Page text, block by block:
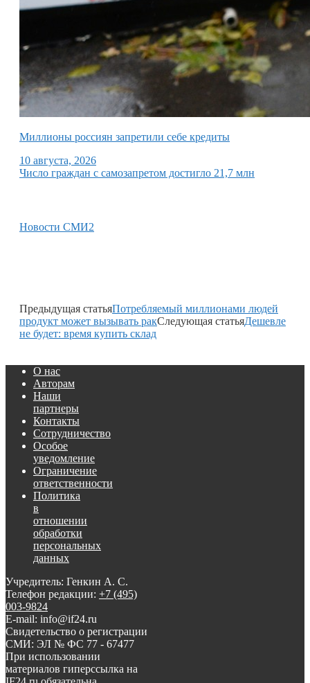
Миллионы россиян запретили себе кредиты
10 августа, 2026
Число граждан с самозапретом достигло 21,7 млн
Новости СМИ2
Предыдущая статьяПотребляемый миллионами людей
продукт может вызывать ракСледующая статьяДешевле
не будет: время купить склад
О нас
Авторам
Наши
партнеры
Контакты
Сотрудничество
Особое
уведомление
Ограничение
ответственности
Политика
в
отношении
обработки
персональных
данных
Учредитель: Генкин А. С.
Телефон редакции: +7 (495)
003-9824
E-mail: info@if24.ru
Свидетельство о регистрации
СМИ: ЭЛ № ФС 77 - 67477
При использовании
материалов гиперссылка на